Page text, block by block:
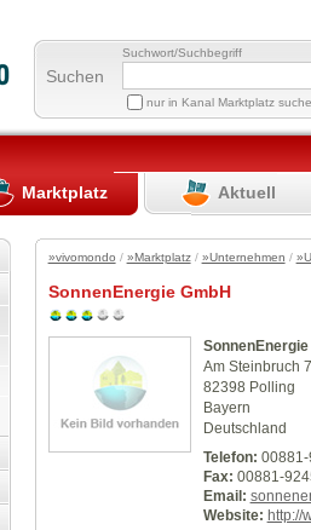
Suchen
Suchwort/Suchbegriff
nur in Kanal Marktplatz
Marktplatz Aktuell
»vivomondo / »Marktplatz/ »Unternehmen /
SonnenEnergie GmbH
SonnenEnergie
Am Steinbruch 7
82398 Polling
Bayern
Deutschland
Telefon:
Fax: 00881-
Email:
Website: http://